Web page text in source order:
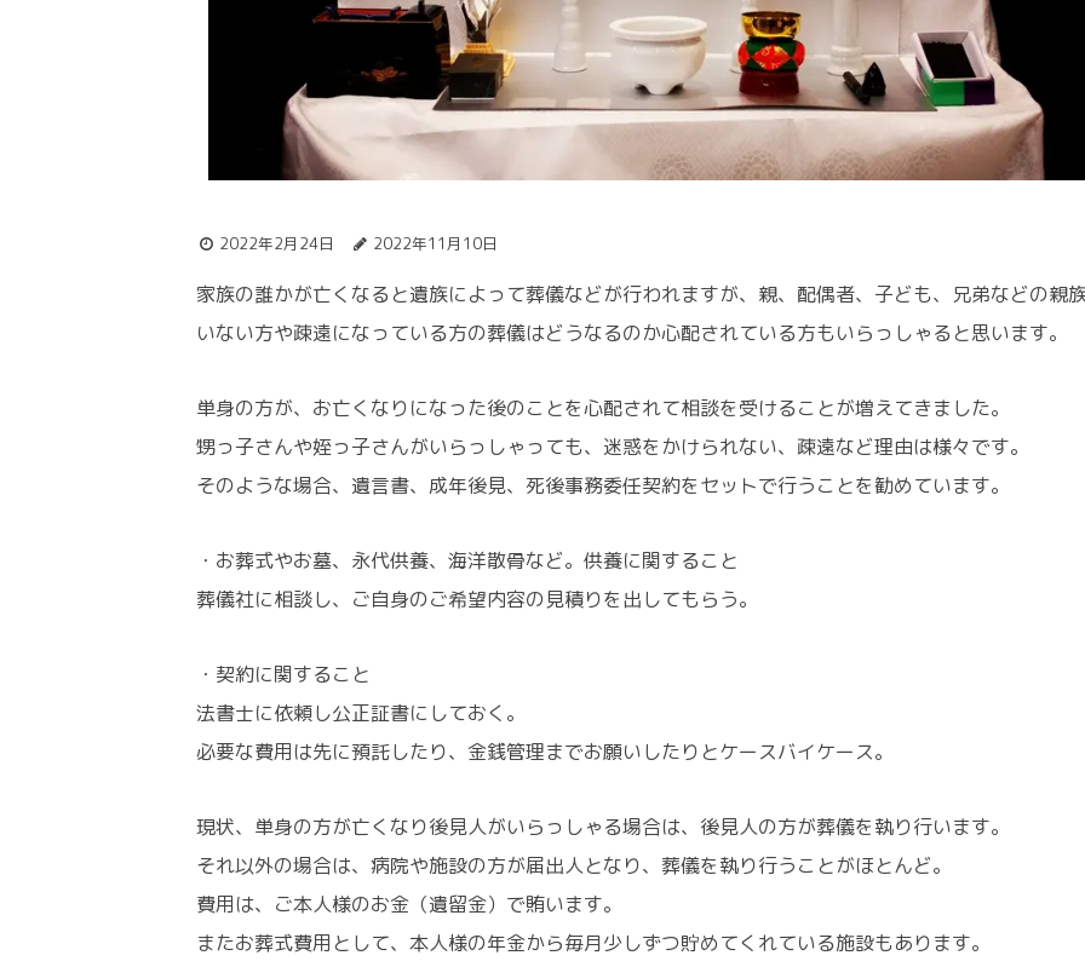
2022年2月24日 2022年11月10日
家族の誰かが亡くなると遺族によって葬儀などが行われますが、親、配偶者、子ども、兄弟などの親
いない方や疎遠になっている方の葬儀はどうなるのか心配されている方もいらっしゃると思います。
単身の方が、お亡くなりになった後のことを心配されて相談を受けることが増えてきました。
甥っ子さんや姪っ子さんがいらっしゃっても、迷惑をかけられない、疎遠など理由は様々です。
そのような場合、遺言書、成年後見、死後事務委任契約をセットで行うことを勧めています。
・お葬式やお墓、永代供養、海洋散骨など。供養に関すること
葬儀社に相談し、ご自身のご希望内容の見積りを出してもらう。
・契約に関すること
法書士に依頼し公正証書にしておく。
必要な費用は先に預託したり、金銭管理までお願いしたりとケースバイケース。
現状、単身の方が亡くなり後見人がいらっしゃる場合は、後見人の方が葬儀を執り行います。
それ以外の場合は、病院や施設の方が届出人となり、葬儀を執り行うことがほとんど。
費用は、ご本人様のお金（遺留金）で賄います。
またお葬式費用として、本人様の年金から毎月少しずつ貯めてくれている施設もあります。